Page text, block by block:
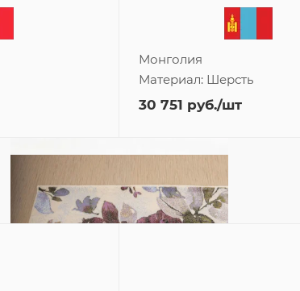
Монголия
Материал: Шерсть
30 751 руб./шт